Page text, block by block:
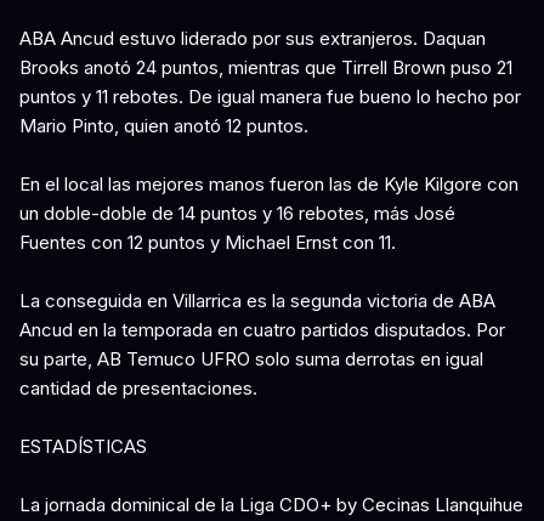
ABA Ancud estuvo liderado por sus extranjeros. Daquan
Brooks anotó 24 puntos, mientras que Tirrell Brown puso 21
puntos y 11 rebotes. De igual manera fue bueno lo hecho por
Mario Pinto, quien anotó 12 puntos.
En el local las mejores manos fueron las de Kyle Kilgore con
un doble-doble de 14 puntos y 16 rebotes, más José
Fuentes con 12 puntos y Michael Ernst con 11.
La conseguida en Villarrica es la segunda victoria de ABA
Ancud en la temporada en cuatro partidos disputados. Por
su parte, AB Temuco UFRO solo suma derrotas en igual
cantidad de presentaciones.
ESTADÍSTICAS
La jornada dominical de la Liga CDO+ by Cecinas Llanquihue